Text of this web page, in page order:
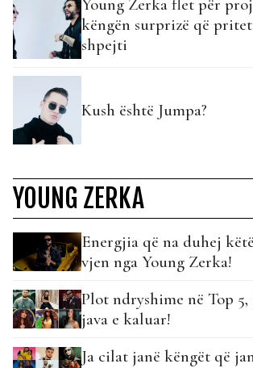
Young Zerka flet për
këngën surprizë që pritet
shpejti
Kush është Jumpa?
YOUNG ZERKA
Energjia që na duhej
vjen nga Young Zerka!
Plot ndryshime në Top
java e kaluar!
Ja cilat janë këngët që